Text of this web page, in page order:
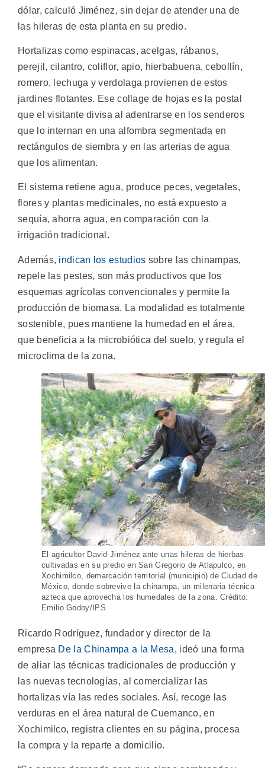
dólar, calculó Jiménez, sin dejar de atender una de
las hileras de esta planta en su predio.
Hortalizas como espinacas, acelgas, rábanos,
perejil, cilantro, coliflor, apio, hierbabuena, cebollín,
romero, lechuga y verdolaga provienen de estos
jardines flotantes. Ese collage de hojas es la postal
que el visitante divisa al adentrarse en los senderos
que lo internan en una alfombra segmentada en
rectángulos de siembra y en las arterias de agua
que los alimentan.
El sistema retiene agua, produce peces, vegetales,
flores y plantas medicinales, no está expuesto a
sequía, ahorra agua, en comparación con la
irrigación tradicional.
Además, indican los estudios sobre las chinampas,
repele las pestes, son más productivos que los
esquemas agrícolas convencionales y permite la
producción de biomasa. La modalidad es totalmente
sostenible, pues mantiene la humedad en el área,
que beneficia a la microbiótica del suelo, y regula el
microclima de la zona.
El agricultor David Jiménez ante unas hileras de hierbas
cultivadas en su predio en San Gregorio de Atlapulco, en
Xochimilco, demarcación territorial (municipio) de Ciudad de
México, donde sobrevive la chinampa, un milenaria técnica
azteca que aprovecha los humedales de la zona. Crédito:
Emilio Godoy/IPS
Ricardo Rodríguez, fundador y director de la
empresa De la Chinampa a la Mesa, ideó una forma
de aliar las técnicas tradicionales de producción y
las nuevas tecnologías, al comercializar las
hortalizas vía las redes sociales. Así, recoge las
verduras en el área natural de Cuemanco, en
Xochimilco, registra clientes en su página, procesa
la compra y la reparte a domicilio.